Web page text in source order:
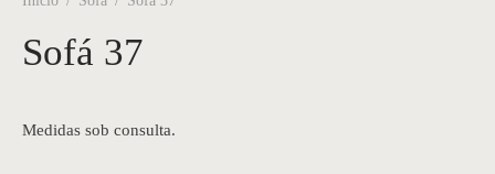
Sofá 37
Medidas sob consulta.